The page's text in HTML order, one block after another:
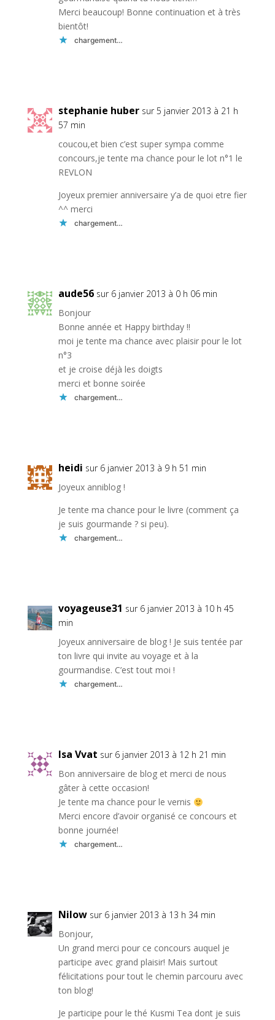
Merci beaucoup! Bonne continuation et à très
bientôt!
chargement…
stephanie huber sur 5 janvier 2013 à 21 h
57 min
coucou,et bien c’est super sympa comme
concours,je tente ma chance pour le lot n°1 le
REVLON
Joyeux premier anniversaire y’a de quoi etre fier
^^ merci
chargement…
aude56 sur 6 janvier 2013 à 0 h 06 min
Bonjour
Bonne année et Happy birthday !!
moi je tente ma chance avec plaisir pour le lot
n°3
et je croise déjà les doigts
merci et bonne soirée
chargement…
heidi sur 6 janvier 2013 à 9 h 51 min
Joyeux anniblog !
Je tente ma chance pour le livre (comment ça
je suis gourmande ? si peu).
chargement…
voyageuse31 sur 6 janvier 2013 à 10 h 45
min
Joyeux anniversaire de blog ! Je suis tentée par
ton livre qui invite au voyage et à la
gourmandise. C’est tout moi !
chargement…
Isa Vvat sur 6 janvier 2013 à 12 h 21 min
Bon anniversaire de blog et merci de nous
gâter à cette occasion!
Je tente ma chance pour le vernis
Merci encore d’avoir organisé ce concours et
bonne journée!
chargement…
Nilow sur 6 janvier 2013 à 13 h 34 min
Bonjour,
Un grand merci pour ce concours auquel je
participe avec grand plaisir! Mais surtout
félicitations pour tout le chemin parcouru avec
ton blog!
Je participe pour le thé Kusmi Tea dont je suis